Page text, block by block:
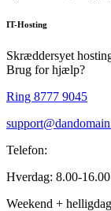
IT-Hosting
Skræddersyet
Brug for hjælp?
Ring 8777 9045
Telefon:
Hverdag: 8.00-16.00
Weekend +